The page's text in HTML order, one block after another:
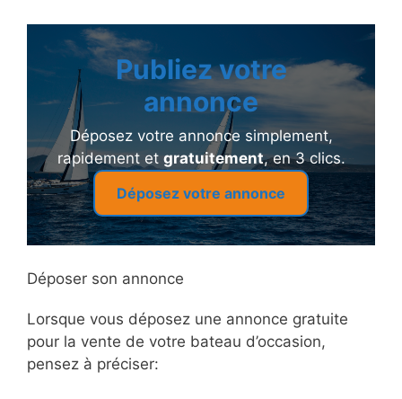
Publiez votre
annonce
Déposez votre annonce simplement,
rapidement et gratuitement, en 3 clics.
Déposez votre annonce
Déposer son annonce
Lorsque vous déposez une annonce gratuite
pour la vente de votre bateau d’occasion,
pensez à préciser: